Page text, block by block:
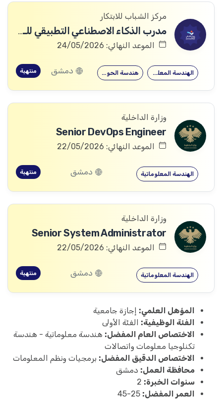
مركز الشباب للابتكار
مدرب الذكاء الاصطناعي التطبيقي للـMVP
الموعد النهائي: 24/05/2026
هندسة الحواسيب الهندسة المعلوماتية دمشق منتهية
وزارة الداخلية
Senior DevOps Engineer
الموعد النهائي: 22/05/2026
الهندسة المعلوماتية دمشق منتهية
وزارة الداخلية
Senior System Administrator
الموعد النهائي: 22/05/2026
الهندسة المعلوماتية دمشق منتهية
المؤهل العلمي: إجازة جامعية
الفئة الوظيفية: الفئة الأولى
الاختصاص العام المفضل: هندسة معلوماتية - هندسة
تكنلوجيا معلومات واتصالات
الاختصاص الدقيق المفضل: برمجيات ونظم المعلومات
محافظة العمل: دمشق
سنوات الخبرة:
العمر المفضل: